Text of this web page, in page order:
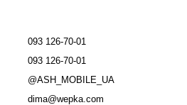
093 126-70-01
093 126-70-01
@ASH_MOBILE_UA
dima@wepka.com